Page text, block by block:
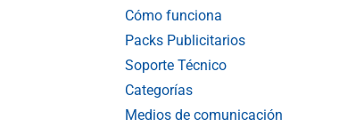
Cómo funciona
Packs Publicitarios
Soporte Técnico
Categorías
Medios de comunicación